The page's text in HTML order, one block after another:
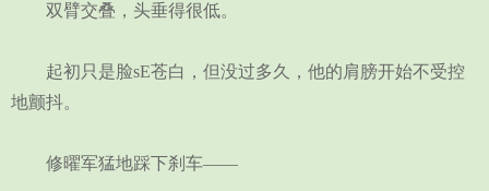
双臂交叠，头垂得很低。
起初只是脸sE苍白，但没过多久，他的肩膀开始不受控
地颤抖。
修曜军猛地踩下刹车——